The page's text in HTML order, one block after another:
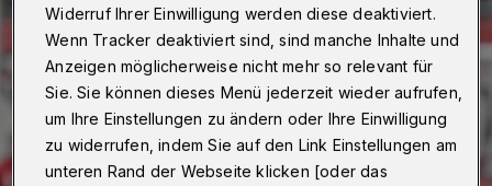
Widerruf Ihrer Einwilligung werden diese deaktiviert.
Wenn Tracker deaktiviert sind, sind manche Inhalte und
Anzeigen möglicherweise nicht mehr so relevant für
Sie. Sie können dieses Menü jederzeit wieder aufrufen,
um Ihre Einstellungen zu ändern oder Ihre Einwilligung
zu widerrufen, indem Sie auf den Link Einstellungen am
unteren Rand der Webseite klicken [oder das